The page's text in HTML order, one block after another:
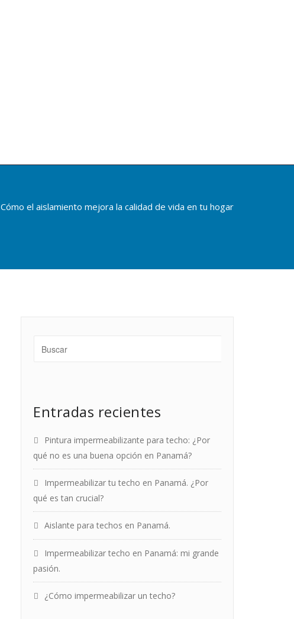
Cómo el aislamiento mejora la calidad de vida en tu hogar
Entradas recientes
Pintura impermeabilizante para techo: ¿Por
qué no es una buena opción en Panamá?
Impermeabilizar tu techo en Panamá. ¿Por
qué es tan crucial?
Aislante para techos en Panamá.
Impermeabilizar techo en Panamá: mi grande
pasión.
¿Cómo impermeabilizar un techo?